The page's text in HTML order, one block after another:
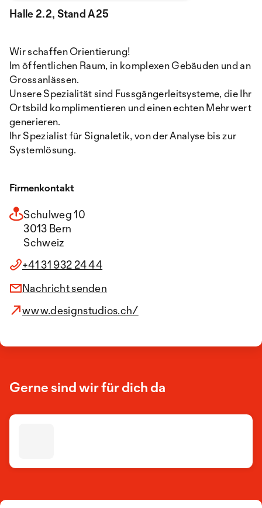
Halle 2.2, Stand A25
Wir schaffen Orientierung!
Im öffentlichen Raum, in komplexen Gebäuden und an
Grossanlässen.
Unsere Spezialität sind Fussgängerleitsysteme, die Ihr
Ortsbild komplimentieren und einen echten Mehrwert
generieren.
Ihr Spezialist für Signaletik, von der Analyse bis zur
Systemlösung.
Firmenkontakt
Schulweg 10
3013 Bern
Schweiz
+41 31 932 24 44
Nachricht senden
www.designstudios.ch/
Gerne sind wir für dich da